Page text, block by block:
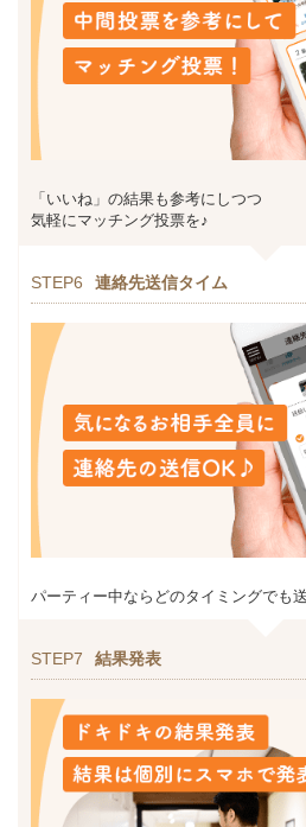
「いいね」の結果も参考にしつつ
気軽にマッチング投票を♪
STEP6 連絡先送信タイム
パーティー中ならどのタイミングでも
STEP7 結果発表